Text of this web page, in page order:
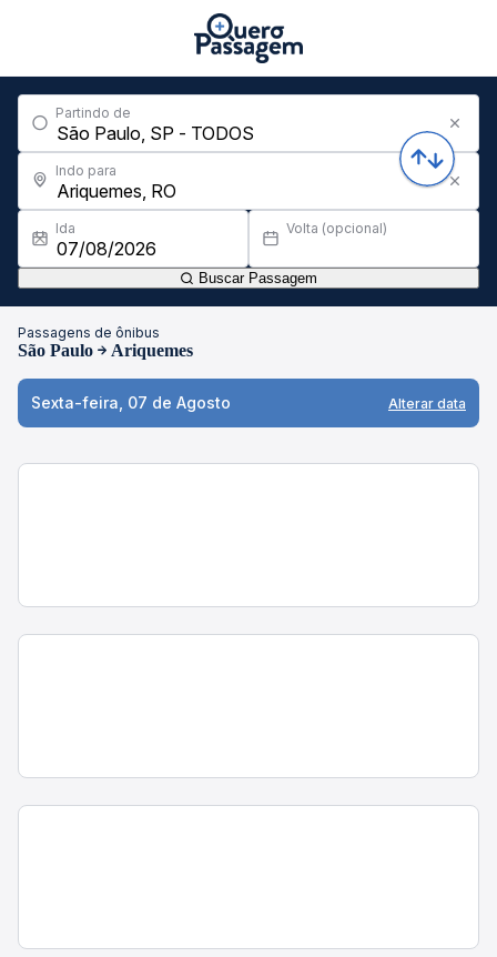
Partindo de
Indo para
Ida Volta (opcional)
Buscar Passagem
Passagens de ônibus
São Paulo Ariquemes
Sexta-feira, 07 de Agosto Alterar data